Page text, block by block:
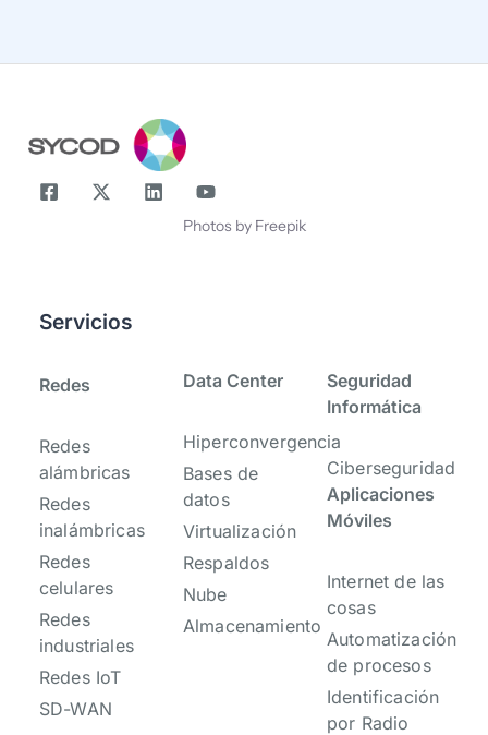
Photos by Freepik
Servicios
Redes
Redes
alámbricas
Redes
inalámbricas
Redes
celulares
Redes
industriales
Redes IoT
SD-WAN
Data Center
Hiperconvergencia
Bases de
datos
Virtualización
Respaldos
Nube
Almacenamiento
Seguridad
Informática
Ciberseguridad
Aplicaciones
Móviles
Internet de las
cosas
Automatización
de procesos
Identificación
por Radio